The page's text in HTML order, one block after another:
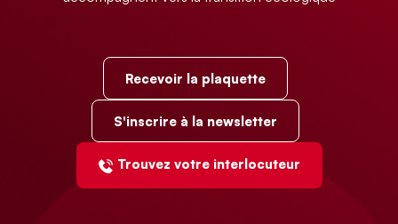
Recevoir la plaquette
S'inscrire à la newsletter
Trouvez votre interlocuteur